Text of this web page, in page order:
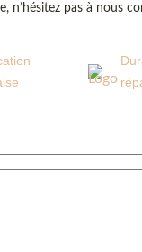
n’hésitez pas à nous